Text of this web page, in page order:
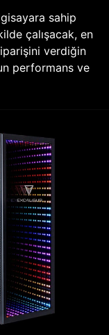
sahip
çalışacak, en
verdiğin
performans ve